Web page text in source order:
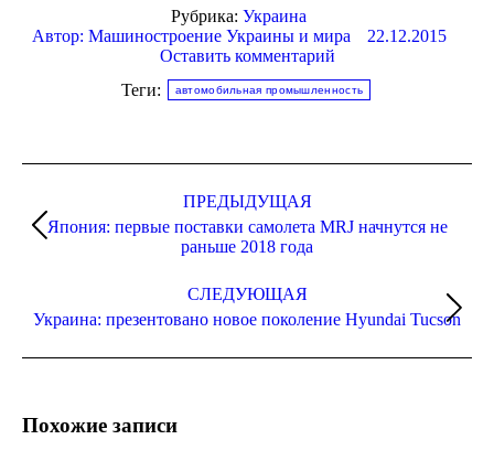
Рубрика: Украина
Автор: Машиностроение Украины и мира
22.12.2015
Оставить комментарий
Теги:
автомобильная промышленность
по
записям
ПРЕДЫДУЩАЯ
Предыдущая
запись:
Япония: первые поставки самолета MRJ начнутся не
раньше 2018 года
СЛЕДУЮЩАЯ
Следующая
Украина: презентовано новое поколение Hyundai Tucson
Похожие записи